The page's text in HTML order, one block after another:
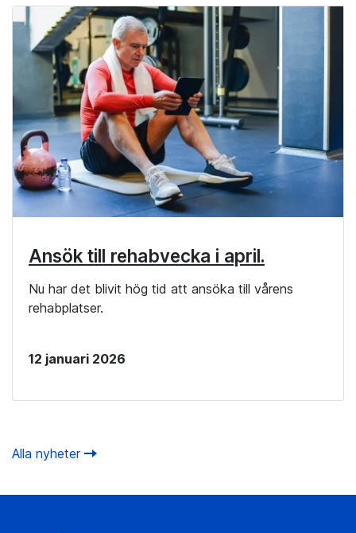
Ansök till rehabvecka i april.
Nu har det blivit hög tid att ansöka till vårens
rehabplatser.
12 januari 2026
Alla nyheter